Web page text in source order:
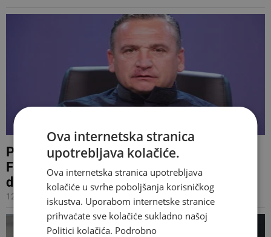
POLITIKA RAZVLAČI I OPRAVDAVA
Fahrudin Solak 'preventivno' suspendiran s
dužnosti direktora FUP CZ
12.05.2020 13:21
Ova internetska stranica
upotrebljava kolačiće.
Ova internetska stranica upotrebljava
kolačiće u svrhe poboljšanja korisničkog
iskustva. Uporabom internetske stranice
prihvaćate sve kolačiće sukladno našoj
Politici kolačića. Podrobno